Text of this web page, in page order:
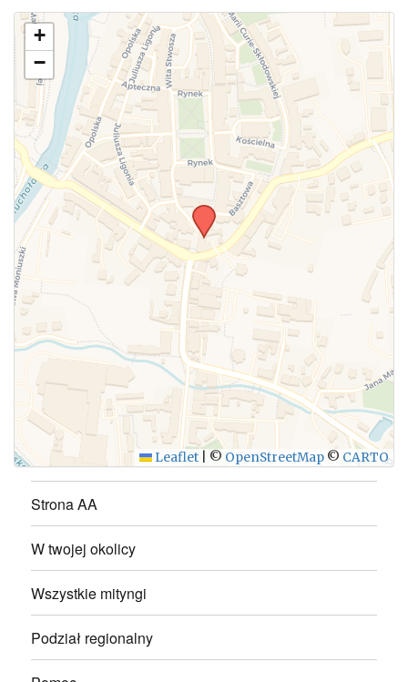
Użyj tego formularza aby przesłać informację o
zmianach w powyższym mityngu.
WYŚLIJ
+
−
Leaflet © OpenStreetMap © CARTO
Strona AA
W twojej okolicy
Wszystkie mityngi
Podział regionalny